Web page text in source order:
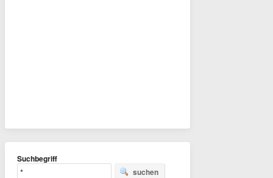
Suchbegriff
suchen